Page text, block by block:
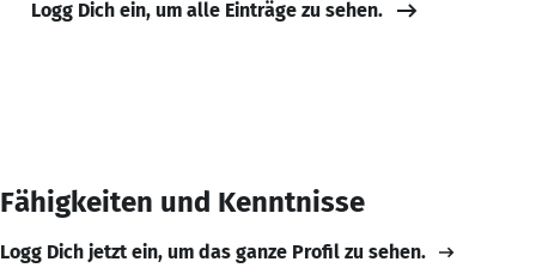
Logg Dich ein, um alle Einträge zu sehen.
Fähigkeiten und Kenntnisse
Logg Dich jetzt ein, um das ganze Profil zu sehen.